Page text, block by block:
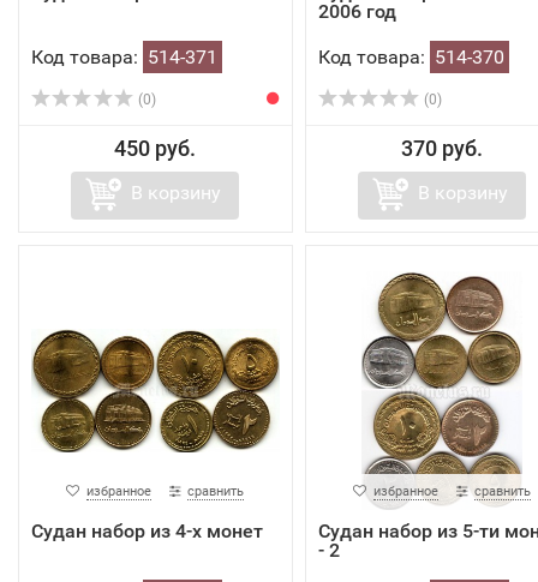
Код товара: 514-371
(0)
450 руб.
В корзину
2006 год
Код товара: 514-370
(0)
370 руб.
В корзину
избранное сравнить
Судан набор из 4-х монет
избранное сравнить
Судан набор из 5-ти
- 2